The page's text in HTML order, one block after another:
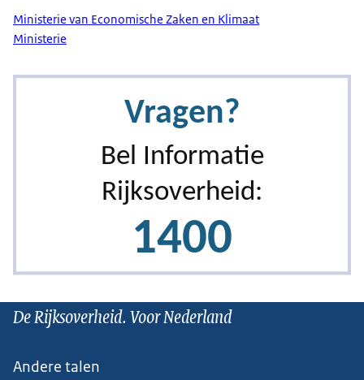
Ministerie van Economische Zaken en Klimaat
Ministerie
De Rijksoverheid. Voor Nederland
Andere talen